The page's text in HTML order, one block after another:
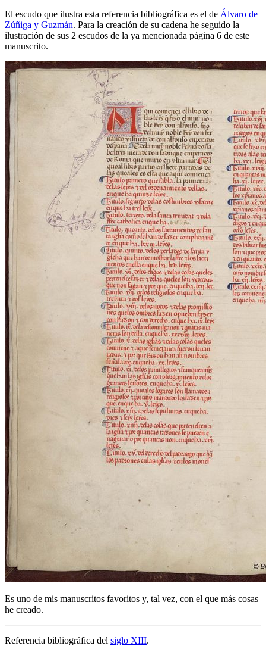
El escudo que ilustra esta referencia bibliográfica es el de Álvaro de
Zúñiga y Guzmán. Para la creación de su cadena he seguido la
ilustración de sus 2 escudos de la ya mencionada página 6 de este
manuscrito.
Es uno de mis manuscritos favoritos y, tal vez, con el que más cosas
he creado.
Referencia bibliográfica del siglo XIII.